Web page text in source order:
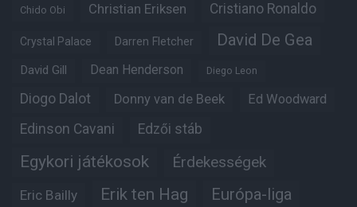
Chido Obi Christian Eriksen Cristiano Ronaldo
Crystal Palace Darren Fletcher David De Gea
David Gill Dean Henderson Diego Leon
Diogo Dalot Donny van de Beek Ed Woodward
Edinson Cavani Edzői stáb
Egykori játékosok Érdekességek
Eric Bailly Erik ten Hag Európa-liga